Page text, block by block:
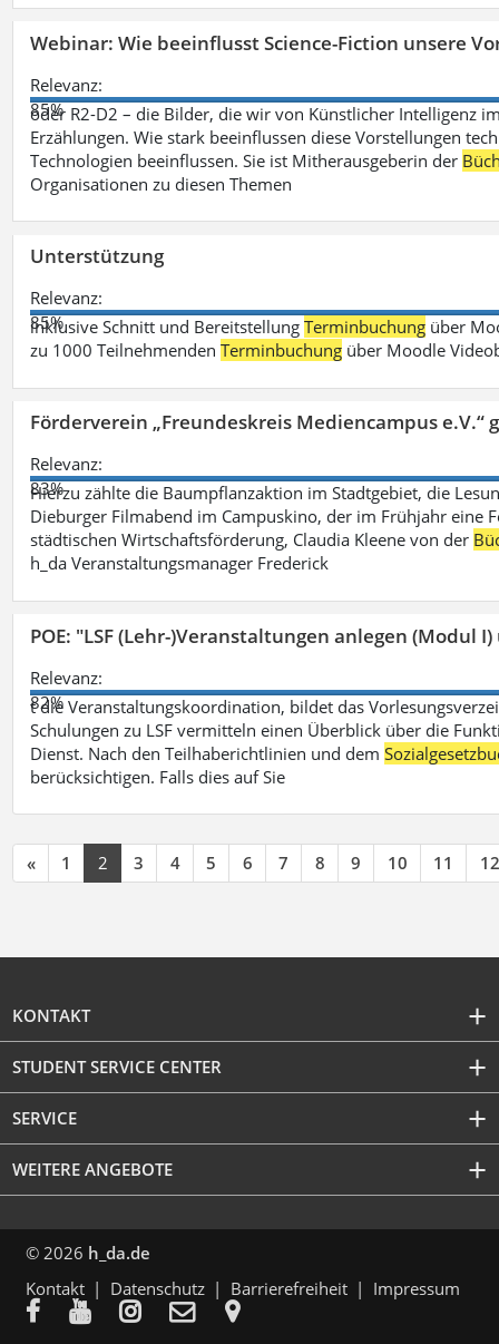
Webinar: Wie beeinflusst Science-Fiction unsere
Relevanz:
85%
oder R2-D2 – die Bilder, die wir von Künstlicher Intelligenz
Erzählungen. Wie stark beeinflussen diese Vorstellungen
Technologien beeinflussen. Sie ist Mitherausgeberin der
Organisationen zu diesen Themen
Unterstützung
Relevanz:
85%
inklusive Schnitt und BereitstellungTerminbuchung über
zu 1000 TeilnehmendenTerminbuchung über Moodle
Förderverein „Freundeskreis Mediencampus e.V.“
Relevanz:
83%
Hierzu zählte die Baumpflanzaktion im Stadtgebiet, die
Dieburger Filmabend im Campuskino, der im Frühjahr eine
städtischen Wirtschaftsförderung, Claudia Kleene von der
h_da Veranstaltungsmanager Frederick
POE: "LSF (Lehr-)Veranstaltungen anlegen (Modul
Relevanz:
82%
t die Veranstaltungskoordination, bildet das
Schulungen zu LSF vermitteln einen Überblick über die
Dienst. Nach den Teilhaberichtlinien und dem
berücksichtigen. Falls dies auf Sie
« 1 2 3 4 5 6 7 8 9 10 11 12
KONTAKT
STUDENT SERVICE CENTER
SERVICE
WEITERE ANGEBOTE
© 2026 h_da.de
Kontakt
Datenschutz Barrierefreiheit Impressum
    